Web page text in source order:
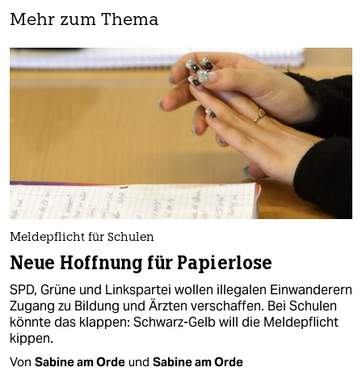
Mehr zum Thema
Meldepflicht für Schulen
Neue Hoffnung für Papierlose
SPD, Grüne und Linkspartei wollen illegalen Einwanderern
Zugang zu Bildung und Ärzten verschaffen. Bei Schulen
könnte das klappen: Schwarz-Gelb will die Meldepflicht
kippen.
Von Sabine am Orde und Sabine am Orde